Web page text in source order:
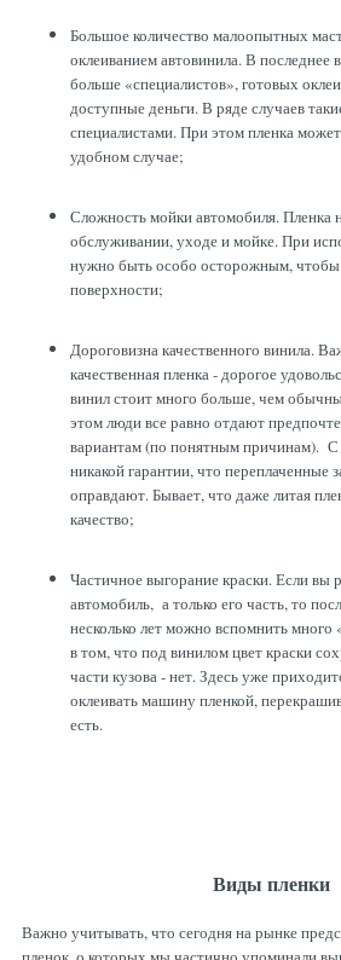
Большое количество малоопытных
оклеиванием автовинила. В последнее
больше «специалистов», готовых
доступные деньги. В ряде случаев
специалистами. При этом пленка
удобном случае;
Сложность мойки автомобиля. Пленка
обслуживании, уходе и мойке. При
нужно быть особо осторожным, чтобы
поверхности;
Дороговизна качественного винила.
качественная пленка - дорогое
винил стоит много больше, чем
этом люди все равно отдают
вариантам (по понятным причинам). С
никакой гарантии, что переплаченные
оправдают. Бывает, что даже литая
качество;
Частичное выгорание краски. Если вы
автомобиль, а только его часть, то
несколько лет можно вспомнить
в том, что под винилом цвет краски
части кузова - нет. Здесь уже
оклеивать машину пленкой,
есть.
Виды пленки
Важно учитывать, что сегодня на рынке